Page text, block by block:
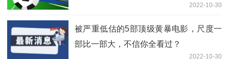
2022-10-30
被严重低估的5部顶级黄暴电影，尺度一
部比一部大，不信你全看过？
2022-10-30